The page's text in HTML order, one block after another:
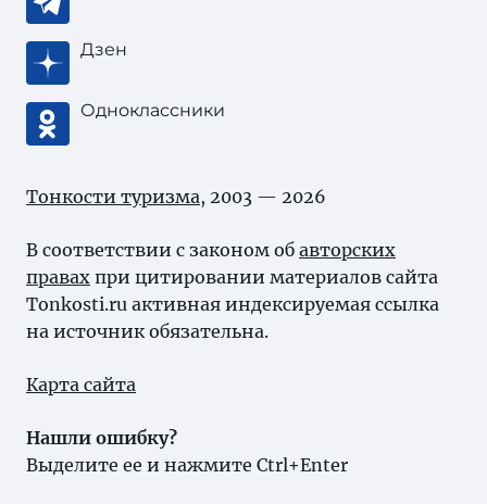
Дзен
Одноклассники
Тонкости туризма, 2003 — 2026
В соответствии с законом об авторских
правах при цитировании материалов сайта
Tonkosti.ru активная индексируемая ссылка
на источник обязательна.
Карта сайта
Нашли ошибку?
Выделите ее и нажмите Ctrl+Enter